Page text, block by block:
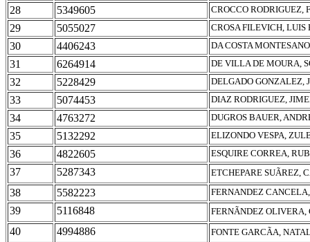
28 5349605 CROCCO RODRIGUEZ,
29 5055027 CROSA FILEVICH, LUIS
30 4406243 DA COSTA
31 6264914 DE VILLA DE MOURA,
32 5228429 DELGADO GONZALEZ,
33 5074453 DIAZ RODRIGUEZ,
34 4763272 DUGROS BAUER,
35 5132292 ELIZONDO VESPA,
36 4822605 ESQUIRE CORREA,
37 5287343 ETCHEPARE SUÃREZ,
38 5582223 FERNANDEZ
39 5116848 FERNÃNDEZ
40 4994886 FONTE GARCÃA,